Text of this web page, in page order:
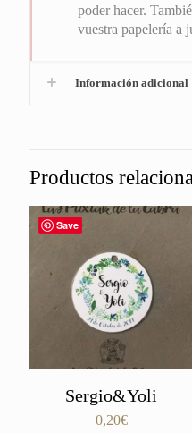
poder hacer.
vuestra papelería a
Información adicional
Productos
Save
Sergio&Yoli
0,20€